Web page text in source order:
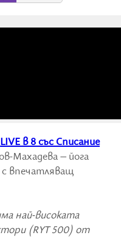
LIVE в 8 със Списание
Махадева – йога
впечатляващ
най-високата
(RYT 500) от